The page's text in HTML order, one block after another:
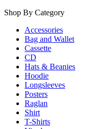
Shop By Category
Accessories
Bag and Wallet
Cassette
CD
Hats & Beanies
Hoodie
Longsleeves
Posters
Raglan
Shirt
T-Shirts